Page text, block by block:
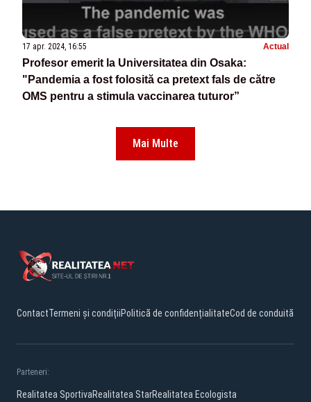
17 apr. 2024, 16:55 Actual
Profesor emerit la Universitatea din Osaka:
"Pandemia a fost folosită ca pretext fals de către
OMS pentru a stimula vaccinarea tuturor”
Mai Multe
ContactTermeni și condițiiPolitică de confidențialitateCod de conduită
Parteneri:
Realitatea SportivaRealitatea StarRealitatea Ecologista